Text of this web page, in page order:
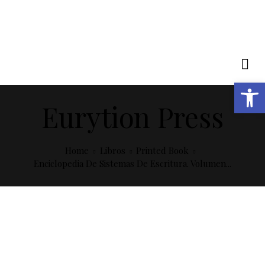
Open toolbar